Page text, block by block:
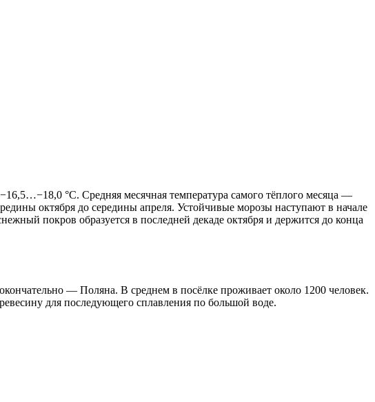
°C. Средняя месячная температура самого тёплого месяца —
октября до середины апреля. Устойчивые морозы наступают в начале
покров образуется в последней декаде октября и держится до конца
— Поляна. В среднем в посёлке проживает около 1200 человек.
для последующего сплавления по большой воде.